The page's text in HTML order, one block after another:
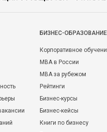
БИЗНЕС-ОБРАЗОВАНИЕ
Корпоративное
MBA в России
MBA за рубежом
Рейтинги
Бизнес-курсы
Бизнес-кейсы
Книги по бизнесу